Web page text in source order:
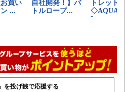
を投げ銭で応援する